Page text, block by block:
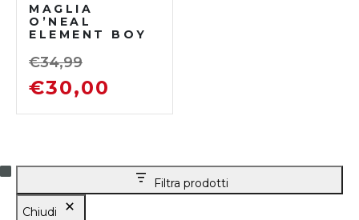
MAGLIA
O’NEAL
ELEMENT BOY
€34,99
€30,00
Filtra prodotti
Chiudi